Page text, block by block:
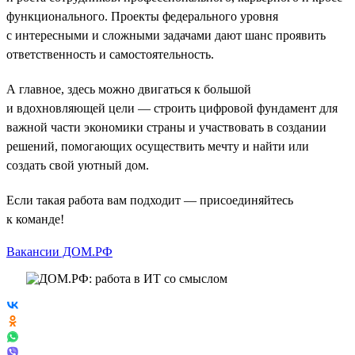
функционального. Проекты федерального уровня
с интересными и сложными задачами дают шанс проявить
ответственность и самостоятельность.
А главное, здесь можно двигаться к большой
и вдохновляющей цели — строить цифровой фундамент для
важной части экономики страны и участвовать в создании
решений, помогающих осуществить мечту и найти или
создать свой уютный дом.
Если такая работа вам подходит — присоединяйтесь
к команде!
Вакансии ДОМ.РФ